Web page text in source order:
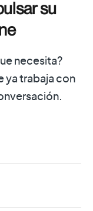
su
necesita?
ya trabaja con